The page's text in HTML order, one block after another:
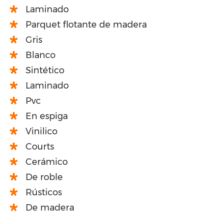
Laminado
Parquet flotante de madera
Gris
Blanco
Sintético
Laminado
Pvc
En espiga
Vinilico
Courts
Cerámico
De roble
Rústicos
De madera